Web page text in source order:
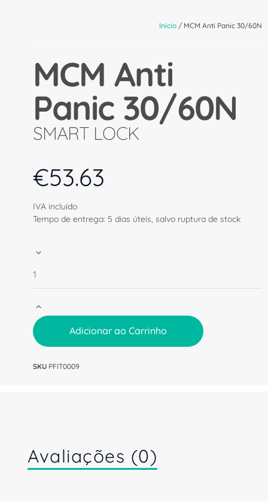
Início / MCM Anti Panic 30/60N
MCM Anti
Panic 30/60N
SMART LOCK
€53.63
IVA incluído
Tempo de entrega: 5 dias úteis, salvo ruptura de stock
Adicionar ao Carrinho
SKU PFIT0009
Avaliações (0)